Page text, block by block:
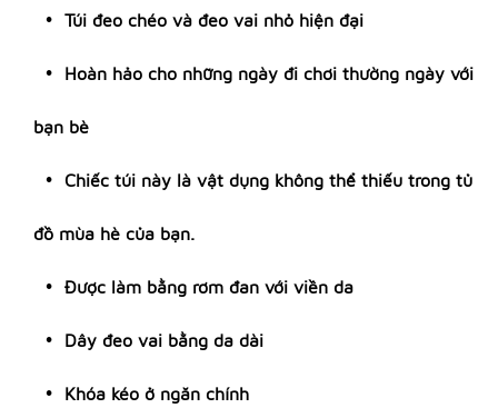
Túi đeo chéo và đeo vai nhỏ hiện đại
Hoàn hảo cho những ngày đi chơi thường ngày với
bạn bè
Chiếc túi này là vật dụng không thể thiếu trong tủ
đồ mùa hè của bạn.
Được làm bằng rơm đan với viền da
Dây đeo vai bằng da dài
Khóa kéo ở ngăn chính